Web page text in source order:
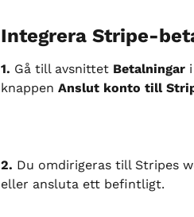
Integrera Stripe-
1. Gå till avsnittet Betalningar i
knappen Anslut konto till
2. Du omdirigeras till Stripes
eller ansluta ett befintligt.